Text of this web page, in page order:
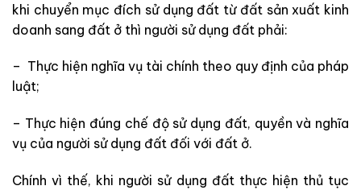
khi chuyển mục đích sử dụng đất từ đất sản xuất kinh
doanh sang đất ở thì người sử dụng đất phải:
– Thực hiện nghĩa vụ tài chính theo quy định của pháp
luật;
– Thực hiện đúng chế độ sử dụng đất, quyền và nghĩa
vụ của người sử dụng đất đối với đất ở.
Chính vì thế, khi người sử dụng đất thực hiện thủ tục